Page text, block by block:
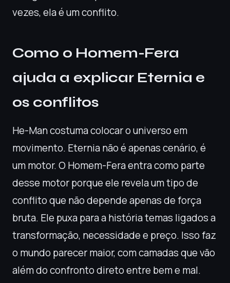
vezes, ela é um conflito.
Como o Homem-Fera
ajuda a explicar Eternia e
os conflitos
He-Man costuma colocar o universo em
movimento. Eternia não é apenas cenário, é
um motor. O Homem-Fera entra como parte
desse motor porque ele revela um tipo de
conflito que não depende apenas de força
bruta. Ele puxa para a história temas ligados a
transformação, necessidade e preço. Isso faz
o mundo parecer maior, com camadas que vão
além do confronto direto entre bem e mal.